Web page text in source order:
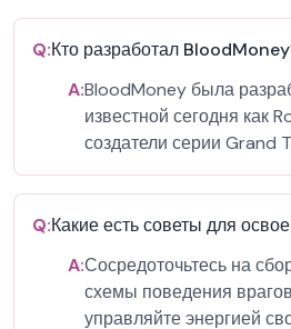
Q:Кто разработал
A:BloodMoney была
известной сегодня как
создатели серии Grand
Q:Какие есть советы для
A:Сосредоточьтесь на
схемы поведения
управляйте энергией